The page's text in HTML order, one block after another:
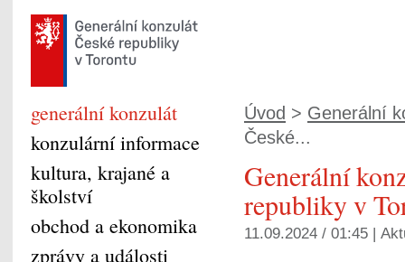
Úvod > Generální
České...
Generální
republiky v
11.09.2024 / 01:45 |
generální konzulát
konzulární informace
kultura, krajané a
školství
obchod a ekonomika
zprávy a události